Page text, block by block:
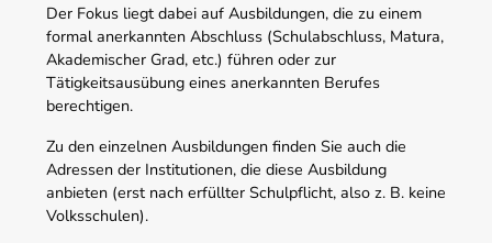
Der Fokus liegt dabei auf Ausbildungen, die zu einem
formal anerkannten Abschluss (Schulabschluss, Matura,
Akademischer Grad, etc.) führen oder zur
Tätigkeitsausübung eines anerkannten Berufes
berechtigen.
Zu den einzelnen Ausbildungen finden Sie auch die
Adressen der Institutionen, die diese Ausbildung
anbieten (erst nach erfüllter Schulpflicht, also z. B. keine
Volksschulen).